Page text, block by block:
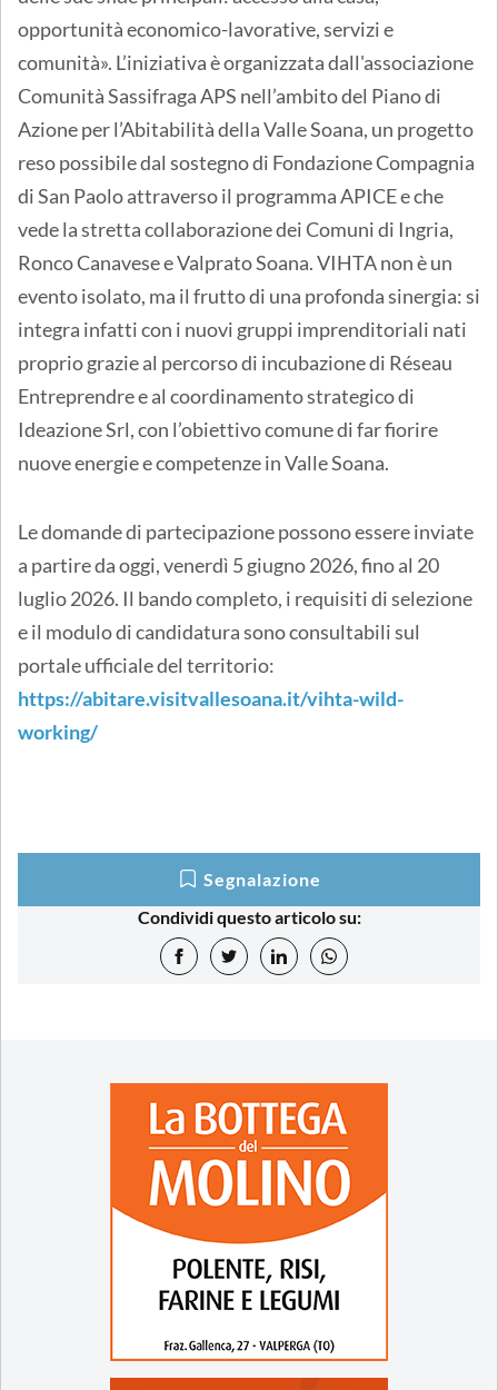
opportunità economico-lavorative, servizi e
comunità». L’iniziativa è organizzata dall'associazione
Comunità Sassifraga APS nell’ambito del Piano di
Azione per l’Abitabilità della Valle Soana, un progetto
reso possibile dal sostegno di Fondazione Compagnia
di San Paolo attraverso il programma APICE e che
vede la stretta collaborazione dei Comuni di Ingria,
Ronco Canavese e Valprato Soana. VIHTA non è un
evento isolato, ma il frutto di una profonda sinergia: si
integra infatti con i nuovi gruppi imprenditoriali nati
proprio grazie al percorso di incubazione di Réseau
Entreprendre e al coordinamento strategico di
Ideazione Srl, con l’obiettivo comune di far fiorire
nuove energie e competenze in Valle Soana.
Le domande di partecipazione possono essere inviate
a partire da oggi, venerdì 5 giugno 2026, fino al 20
luglio 2026. Il bando completo, i requisiti di selezione
e il modulo di candidatura sono consultabili sul
portale ufficiale del territorio:
https://abitare.visitvallesoana.it/vihta-wild-
working/
Segnalazione
Condividi questo articolo su: